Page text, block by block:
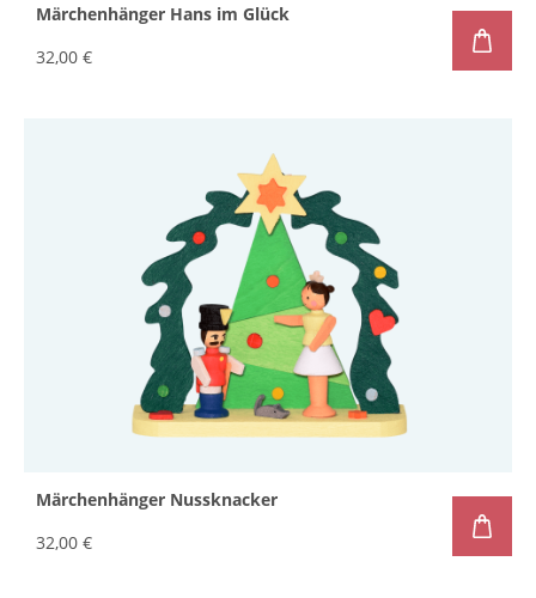
Märchenhänger Hans im Glück
32,00 €
Märchenhänger Nussknacker
32,00 €